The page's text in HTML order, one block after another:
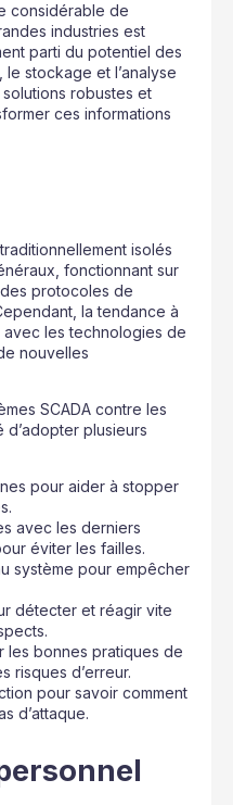
considérable de
industries est
parti du potentiel des
le stockage et l’analyse
robustes et
ces informations
isolés
fonctionnant sur
protocoles de
la tendance à
avec les technologies de
nouvelles
SCADA contre les
plusieurs
pour aider à stopper
avec les derniers
éviter les failles.
système pour empêcher
détecter et réagir vite
les bonnes pratiques de
risques d’erreur.
pour savoir comment
d’attaque.